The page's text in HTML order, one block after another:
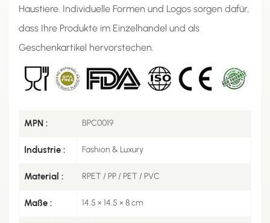
Haustiere. Individuelle Formen und Logos sorgen dafür,
dass Ihre Produkte im Einzelhandel und als
Geschenkartikel hervorstechen.
MPN : BPC0019
Industrie : Fashion & Luxury
Material : RPET / PP / PET / PVC
Maße : 14.5 × 14.5 × 8 cm